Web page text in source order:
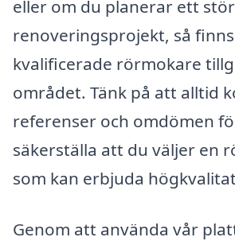
eller om du planerar ett
renoveringsprojekt, så
kvalificerade rörmokare
området. Tänk på att alltid
referenser och omdömen
säkerställa att du väljer en
som kan erbjuda
Genom att använda vår